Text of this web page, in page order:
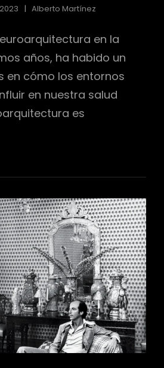
Alberto Martínez
en la
años, ha habido un
en cómo los entornos
en nuestra salud
es